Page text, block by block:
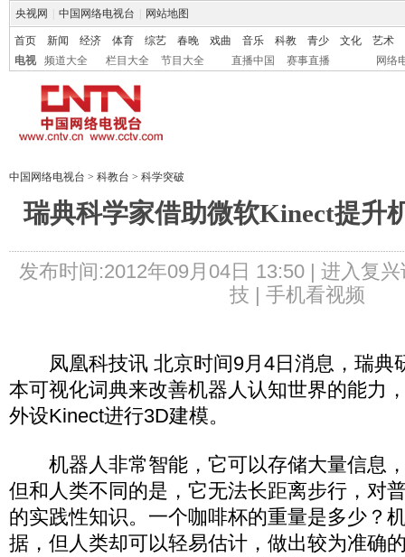
央视网 中国网络电视台 网站地图
首页 新闻 经济 体育 综艺 春晚 戏曲 音乐 科教 青少 文化
艺术
电视
频道大全 栏目大全 节目大全 直播中国 赛事直播 网络
中国网络电视台 > 科教台 > 科学突破
瑞典科学家借助微软Kinect提升
发布时间:2012年09月04日 13:50 | 进入复兴
技 | 手机看视频
凤凰科技讯 北京时间9月4日消息，瑞典
本可视化词典来改善机器人认知世界的能力
外设Kinect进行3D建模。
机器人非常智能，它可以存储大量信息
但和人类不同的是，它无法长距离步行，对
的实践性知识。一个咖啡杯的重量是多少？
据，但人类却可以轻易估计，做出较为准确